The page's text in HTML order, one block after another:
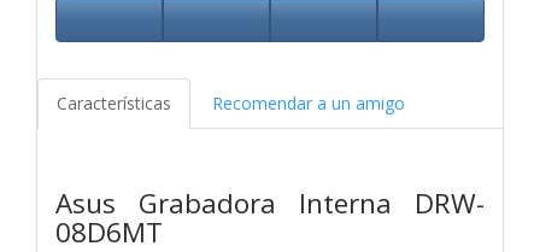
Características Recomendar a un amigo
Asus Grabadora Interna DRW-
08D6MT